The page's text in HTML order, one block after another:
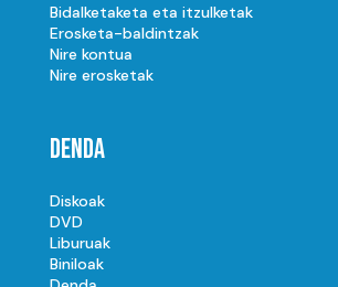
Bidalketaketa eta itzulketak
Erosketa-baldintzak
Nire kontua
Nire erosketak
Denda
Diskoak
DVD
Liburuak
Biniloak